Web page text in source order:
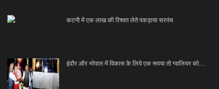
कटनी में एक लाख की रिश्वत लेते पकड़ाया सरपंच
इंदौर और भोपाल में विकास के लिये एक रूपया तो ग्वालियर को...